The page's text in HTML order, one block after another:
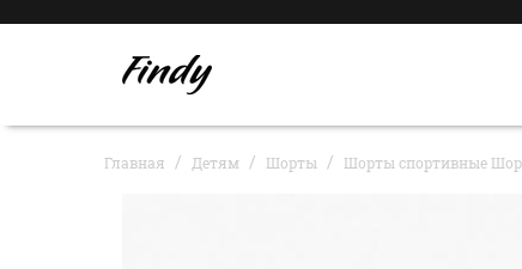
Главная Детям Шорты Шорты спортивные